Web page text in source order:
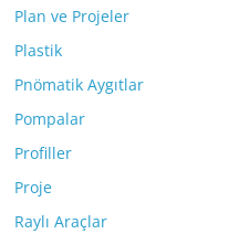
Plan ve Projeler
Plastik
Pnömatik Aygıtlar
Pompalar
Profiller
Proje
Raylı Araçlar